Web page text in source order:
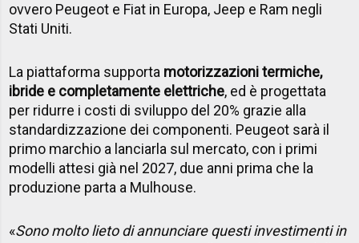
ovvero Peugeot e Fiat in Europa, Jeep e Ram negli
Stati Uniti.
La piattaforma supporta motorizzazioni termiche,
ibride e completamente elettriche, ed è progettata
per ridurre i costi di sviluppo del 20% grazie alla
standardizzazione dei componenti. Peugeot sarà il
primo marchio a lanciarla sul mercato, con i primi
modelli attesi già nel 2027, due anni prima che la
produzione parta a Mulhouse.
«Sono molto lieto di annunciare questi investimenti in